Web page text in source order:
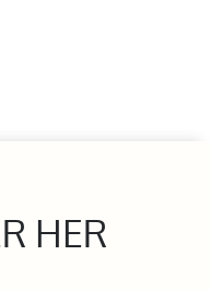
HER